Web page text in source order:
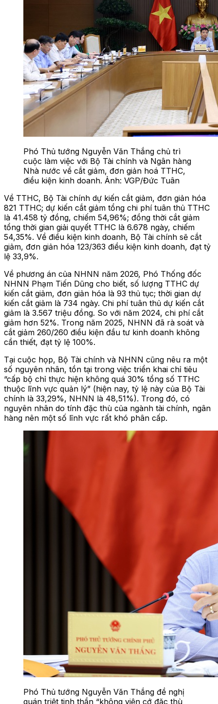
Phó Thủ tướng Nguyễn Văn Thắng chủ trì
cuộc làm việc với Bộ Tài chính và Ngân hàng
Nhà nước về cắt giảm, đơn giản hoá TTHC,
điều kiện kinh doanh. Ảnh: VGP/Đức Tuân
Về TTHC, Bộ Tài chính dự kiến cắt giảm, đơn giản hóa
821 TTHC; dự kiến cắt giảm tổng chi phí tuân thủ TTHC
là 41.458 tỷ đồng, chiếm 54,96%; đồng thời cắt giảm
tổng thời gian giải quyết TTHC là 6.678 ngày, chiếm
54,35%. Về điều kiện kinh doanh, Bộ Tài chính sẽ cắt
giảm, đơn giản hóa 123/363 điều kiện kinh doanh, đạt tỷ
lệ 33,9%.
Về phương án của NHNN năm 2026, Phó Thống đốc
NHNN Phạm Tiến Dũng cho biết, số lượng TTHC dự
kiến cắt giảm, đơn giản hóa là 93 thủ tục; thời gian dự
kiến cắt giảm là 734 ngày. Chi phí tuân thủ dự kiến cắt
giảm là 3.567 triệu đồng. So với năm 2024, chi phí cắt
giảm hơn 52%. Trong năm 2025, NHNN đã rà soát và
cắt giảm 260/260 điều kiện đầu tư kinh doanh không
cần thiết, đạt tỷ lệ 100%.
Tại cuộc họp, Bộ Tài chính và NHNN cũng nêu ra một
số nguyên nhân, tồn tại trong việc triển khai chỉ tiêu
“cấp bộ chỉ thực hiện không quá 30% tổng số TTHC
thuộc lĩnh vực quản lý” (hiện nay, tỷ lệ này của Bộ Tài
chính là 33,29%, NHNN là 48,51%). Trong đó, có
nguyên nhân do tính đặc thù của ngành tài chính, ngân
hàng nên một số lĩnh vực rất khó phân cấp.
Phó Thủ tướng Nguyễn Văn Thắng đề nghị
quán triệt tinh thần “không viện cớ đặc thù